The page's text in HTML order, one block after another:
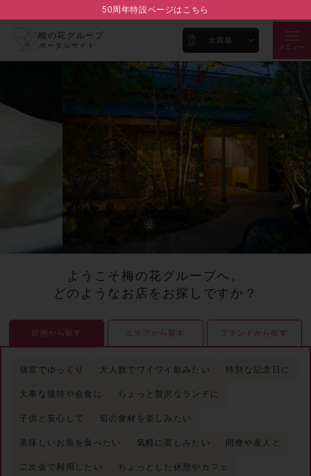
50周年特設ページはこちら
梅の花グループ
ポータルサイト
全国版
メニュー
ようこそ梅の花グループへ。
どのようなお店をお探しですか？
目的から探す エリアから探す ブランドから探す
個室でゆっくり 大人数でワイワイ飲みたい 特別な記念日に
大事な接待や会食に ちょっと贅沢なランチに
子供と安心して 旬の食材を楽しみたい
美味しいお魚を食べたい 気軽に楽しみたい 同僚や友人と
二次会で利用したい ちょっとした休憩やカフェ